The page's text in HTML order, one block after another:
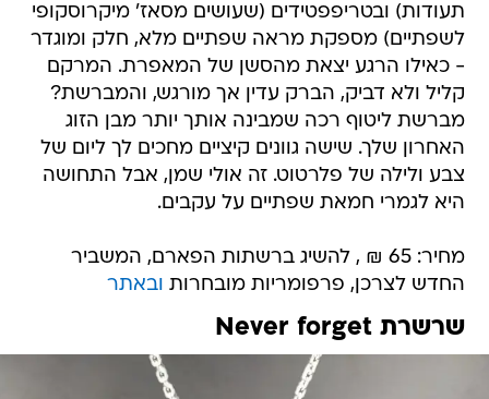
תעודות) ובטריפפטידים (שעושים מסאז' מיקרוסקופי
לשפתיים) מספקת מראה שפתיים מלא, חלק ומוגדר
- כאילו הרגע יצאת מהסשן של המאפרת. המרקם
קליל ולא דביק, הברק עדין אך מורגש, והמברשת?
מברשת ליטוף רכה שמבינה אותך יותר מבן הזוג
האחרון שלך. שישה גוונים קיציים מחכים לך ליום של
צבע ולילה של פלרטוט. זה אולי שמן, אבל התחושה
היא לגמרי חמאת שפתיים על עקבים.
מחיר: 65 ₪ , להשיג ברשתות הפארם, המשביר
החדש לצרכן, פרפומריות מובחרות ובאתר
שרשרת Never forget